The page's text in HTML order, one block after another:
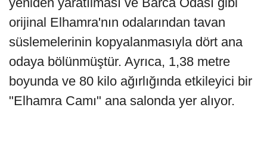
orijinal Elhamra'nın odalarından tavan
süslemelerinin kopyalanmasıyla dört ana
odaya bölünmüştür. Ayrıca, 1,38 metre
boyunda ve 80 kilo ağırlığında etkileyici bir
"Elhamra Camı" ana salonda yer alıyor.